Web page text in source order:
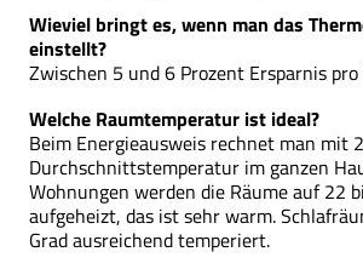
Wieviel bringt es, wenn man das
einstellt?
Zwischen 5 und 6 Prozent Ersparnis pro
Welche Raumtemperatur ist ideal?
Beim Energieausweis rechnet man mit
Durchschnittstemperatur im ganzen
Wohnungen werden die Räume auf 22
aufgeheizt, das ist sehr warm.
Grad ausreichend temperiert.